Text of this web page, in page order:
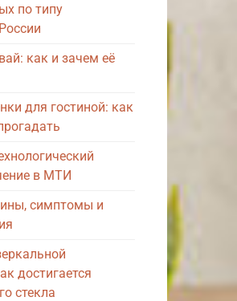
по типу
как и зачем её
для гостиной: как
в МТИ
симптомы и
достигается
стекла